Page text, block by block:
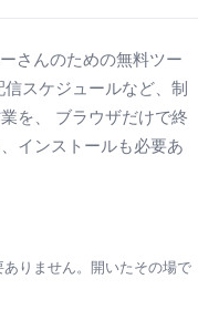
さんのための無料ツー
スケジュールなど、制
を、 ブラウザだけで終
インストールも必要あ
りません。開いたその場で